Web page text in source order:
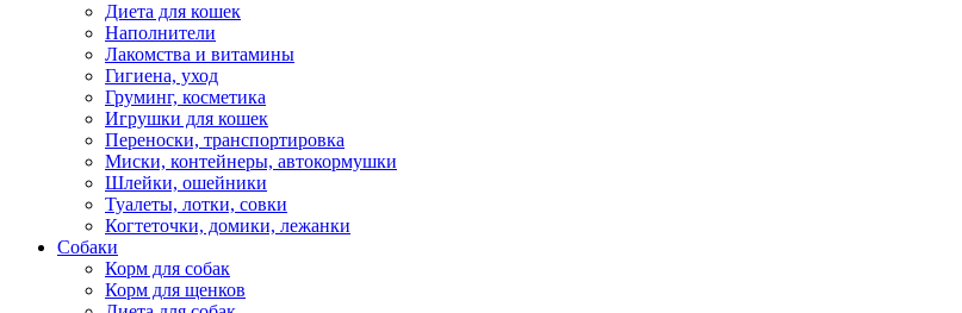
Диета для кошек
Наполнители
Лакомства и витамины
Гигиена, уход
Груминг, косметика
Игрушки для кошек
Переноски, транспортировка
Миски, контейнеры, автокормушки
Шлейки, ошейники
Туалеты, лотки, совки
Когтеточки, домики, лежанки
Собаки
Корм для собак
Корм для щенков